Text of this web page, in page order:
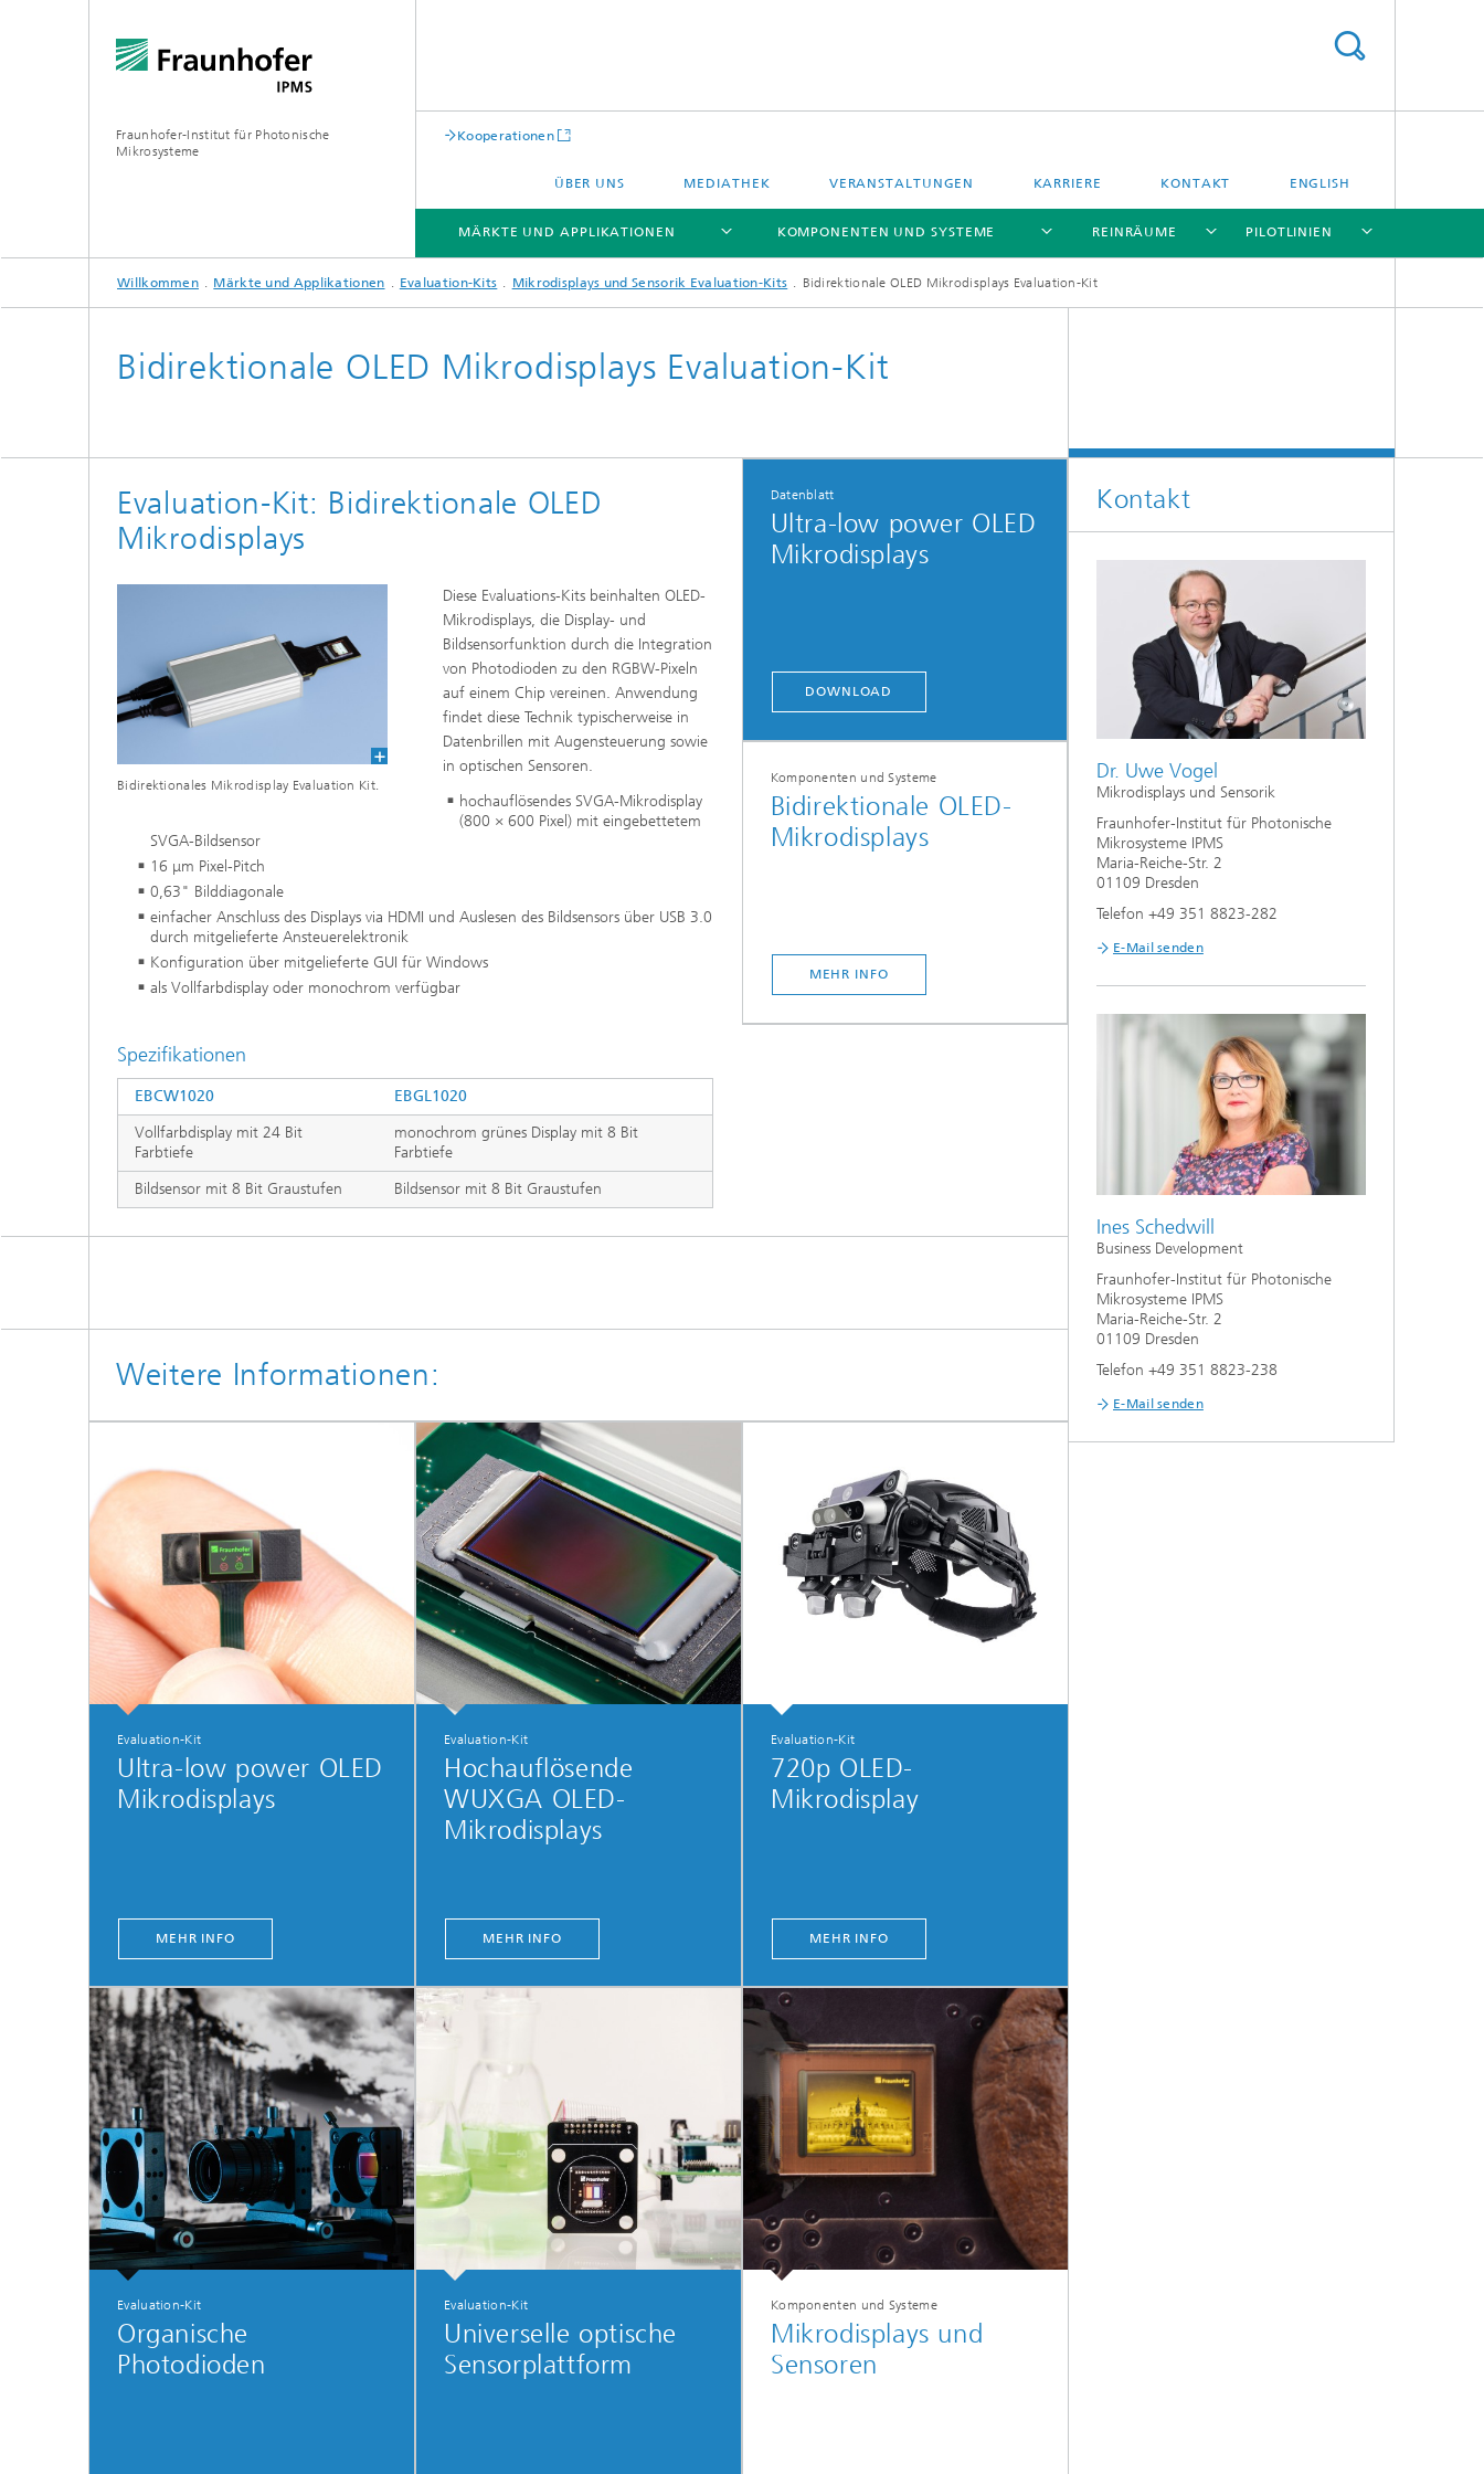
Fraunhofer-Institut für Photonische
Mikrosysteme
Kooperationen
ÜBER UNS MEDIATHEK VERANSTALTUNGEN KARRIERE KONTAKT ENGLISH
MÄRKTE UND APPLIKATIONEN
MÄRKTE UND APPLIKATIONEN
Quantencomputing
Quantum Foundry
Evaluation-Kits
Devices
KOMPONENTEN UND SYSTEME
KOMPONENTEN UND SYSTEME
Elektrochemische Sensoren
Optische Sensoren
Komponenten
Mechanische Aktoren
Optische Aktoren
Li-Fi Optische Datenübertragung Energiespeicherung
REINRÄUME
REINRÄUME
PILOTLINIEN
PILOTLINIEN
Willkommen Märkte und Applikationen Evaluation-Kits Mikrodisplays und Sensorik Evaluation-Kits Bidirektionale OLED Mikrodisplays Evaluation-Kit
Bidirektionale OLED Mikrodisplays Evaluation-Kit
Evaluation-Kit: Bidirektionale OLED
Mikrodisplays
Bidirektionales Mikrodisplay Evaluation Kit.
Diese Evaluations-Kits beinhalten OLED-
Mikrodisplays, die Display- und
Bildsensorfunktion durch die Integration
von Photodioden zu den RGBW-Pixeln
auf einem Chip vereinen. Anwendung
findet diese Technik typischerweise in
Datenbrillen mit Augensteuerung sowie
in optischen Sensoren.
hochauflösendes SVGA-Mikrodisplay
(800 × 600 Pixel) mit eingebettetem
SVGA-Bildsensor
16 μm Pixel-Pitch
0,63" Bilddiagonale
einfacher Anschluss des Displays via HDMI und Auslesen des Bildsensors über USB 3.0
durch mitgelieferte Ansteuerelektronik
Konfiguration über mitgelieferte GUI für Windows
als Vollfarbdisplay oder monochrom verfügbar
Spezifikationen
EBCW1020
EBGL1020
Vollfarbdisplay mit 24 Bit
Farbtiefe
monochrom grünes Display mit 8 Bit
Farbtiefe
Bildsensor mit 8 Bit Graustufen
Bildsensor mit 8 Bit Graustufen
Datenblatt
Ultra-low power OLED
Mikrodisplays
DOWNLOAD
Komponenten und Systeme
Bidirektionale OLED-
Mikrodisplays
MEHR INFO
Weitere Informationen:
Evaluation-Kit
Ultra-low power OLED
Mikrodisplays
MEHR INFO
Evaluation-Kit
Hochauflösende
WUXGA OLED-
Mikrodisplays
MEHR INFO
Evaluation-Kit
720p OLED-
Mikrodisplay
MEHR INFO
Evaluation-Kit
Organische
Photodioden
Evaluation-Kit
Universelle optische
Sensorplattform
Komponenten und Systeme
Mikrodisplays und
Sensoren
Kontakt
Dr. Uwe Vogel
Mikrodisplays und Sensorik
Fraunhofer-Institut für Photonische
Mikrosysteme IPMS
Maria-Reiche-Str. 2
01109 Dresden
Telefon +49 351 8823-282
E-Mail senden
Ines Schedwill
Business Development
Fraunhofer-Institut für Photonische
Mikrosysteme IPMS
Maria-Reiche-Str. 2
01109 Dresden
Telefon +49 351 8823-238
E-Mail senden